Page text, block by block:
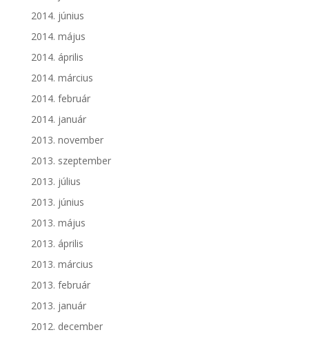
2014. június
2014. május
2014. április
2014. március
2014. február
2014. január
2013. november
2013. szeptember
2013. július
2013. június
2013. május
2013. április
2013. március
2013. február
2013. január
2012. december